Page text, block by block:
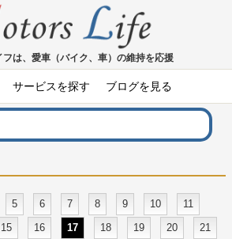
フは、愛車（バイク、車）の維持を応援
サービスを探す ブログを見る
5 6 7 8 9 10
11
15 16 17 18 19 20
21